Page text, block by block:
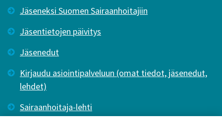
Jäseneksi Suomen Sairaanhoitajiin
Jäsentietojen päivitys
Jäsenedut
Kirjaudu asiointipalveluun (omat tiedot, jäsenedut,
lehdet)
Sairaanhoitaja-lehti